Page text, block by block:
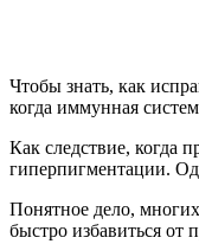
Чтобы знать, как
когда иммунная
Как следствие, когда
гиперпигментации.
Понятное дело,
быстро избавиться